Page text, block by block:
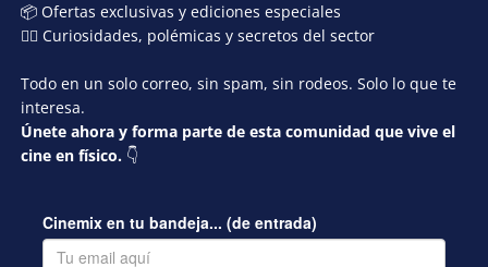
📦 Ofertas exclusivas y ediciones especiales
🕵️‍♂️ Curiosidades, polémicas y secretos del sector
Todo en un solo correo, sin spam, sin rodeos. Solo lo que te
interesa.
Únete ahora y forma parte de esta comunidad que vive el
cine en físico. 👇